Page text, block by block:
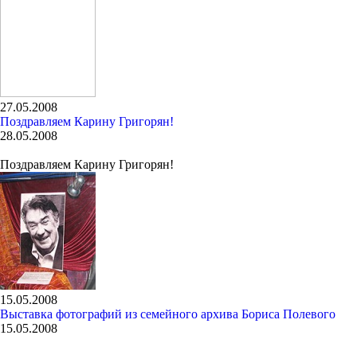
27.05.2008
Поздравляем Карину Григорян!
28.05.2008
Поздравляем Карину Григорян!
15.05.2008
Выставка фотографий из семейного архива Бориса Полевого
15.05.2008